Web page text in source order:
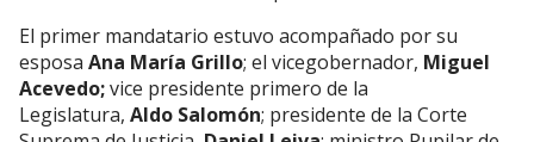
El primer mandatario estuvo acompañado por su
esposa Ana María Grillo; el vicegobernador, Miguel
Acevedo;vice presidente primero de la
Legislatura, Aldo Salomón; presidente de la Corte